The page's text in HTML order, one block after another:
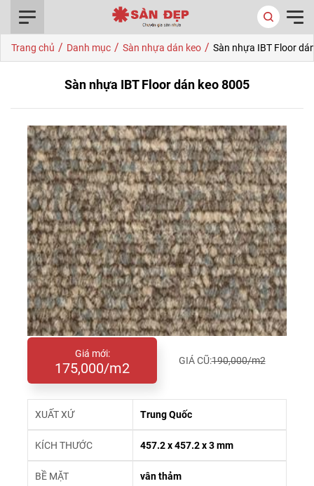
Trang chủ / Danh mục / Sàn nhựa dán keo / Sàn nhựa IBT Floor
Sàn nhựa IBT Floor dán keo 8005
Giá mới:
175,000/m2 GIÁ CŨ:190,000/m2
XUẤT XỨ Trung Quốc
KÍCH THƯỚC 457.2 x 457.2 x 3 mm
BỀ MẶT vân thảm